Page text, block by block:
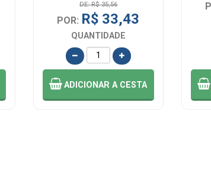
DE: R$ 35,56
POR: R$ 33,43
QUANTIDADE
ADICIONARA CESTA